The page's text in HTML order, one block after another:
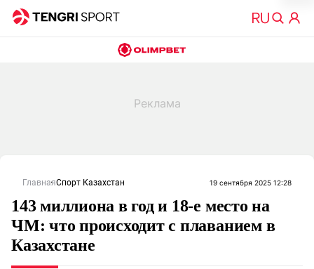
ГлавнаяСпорт Казахстан 19 сентября 2025 12:28
143 миллиона в год и 18-е место на
ЧМ: что происходит с плаванием в
Казахстане